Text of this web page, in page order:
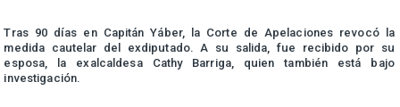
Tras 90 días en Capitán Yáber, la Corte de Apelaciones revocó la
medida cautelar del exdiputado. A su salida, fue recibido por su
esposa, la exalcaldesa Cathy Barriga, quien también está bajo
investigación.